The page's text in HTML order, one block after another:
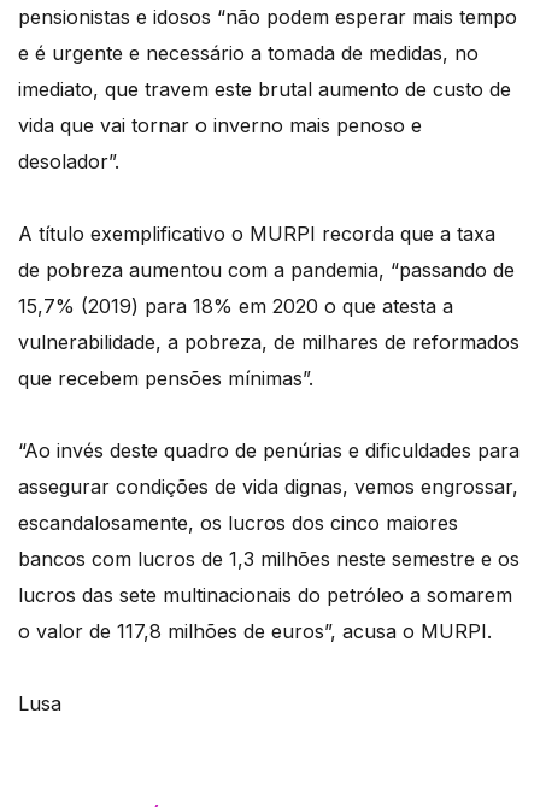
pensionistas e idosos “não podem esperar mais tempo
e é urgente e necessário a tomada de medidas, no
imediato, que travem este brutal aumento de custo de
vida que vai tornar o inverno mais penoso e
desolador”.
A título exemplificativo o MURPI recorda que a taxa
de pobreza aumentou com a pandemia, “passando de
15,7% (2019) para 18% em 2020 o que atesta a
vulnerabilidade, a pobreza, de milhares de reformados
que recebem pensões mínimas”.
“Ao invés deste quadro de penúrias e dificuldades para
assegurar condições de vida dignas, vemos engrossar,
escandalosamente, os lucros dos cinco maiores
bancos com lucros de 1,3 milhões neste semestre e os
lucros das sete multinacionais do petróleo a somarem
o valor de 117,8 milhões de euros”, acusa o MURPI.
Lusa